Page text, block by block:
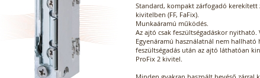
Standard, kompakt zárfogadó kerekített
kivitelben (FF, FaFix).
Munkaáramú működés.
Az ajtó csak feszültségadáskor
Egyenáramú használatnál nem
feszültségadás után az ajtó láthatóan
ProFix 2 kivitel.